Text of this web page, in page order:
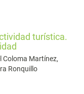
turística.
Coloma Martínez,
Ronquillo